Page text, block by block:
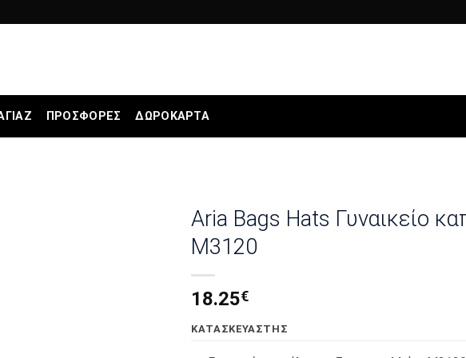
ΠΡΟΣΦΟΡΕΣ ΔΩΡΟΚΆΡΤΑ
Aria Bags Hats Γυναικείο
Μ3120
18.25€
KΑΤΑΣΚΕΥΑΣΤΗΣ